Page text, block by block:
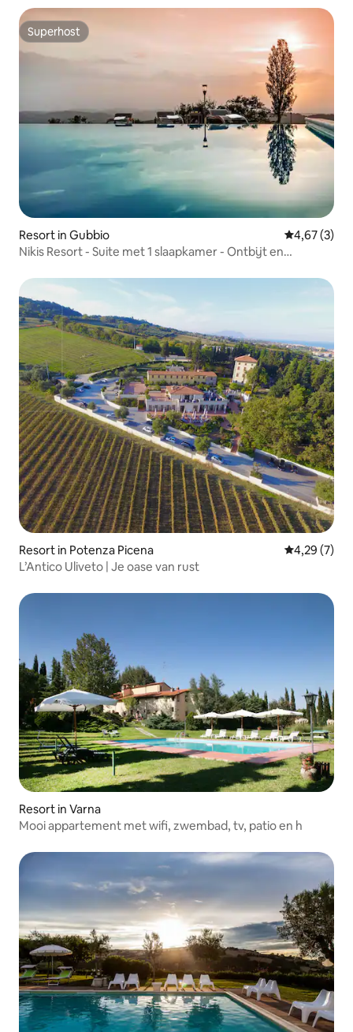
Superhost
Superhost
Resort in Gubbio
4,67 (3)
Nikis Resort - Suite met 1 slaapkamer - Ontbijt en
Resort in Potenza Picena
4,29 (7)
L’Antico Uliveto | Je oase van rust
Resort in Varna
Mooi appartement met wifi, zwembad, tv, patio en h